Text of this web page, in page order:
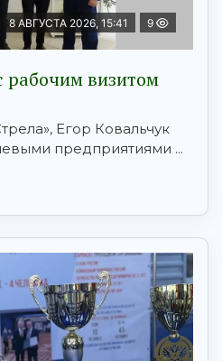
8 АВГУСТА 2026, 15:41 9
визитом
Егор Ковальчук
предприятиями ...